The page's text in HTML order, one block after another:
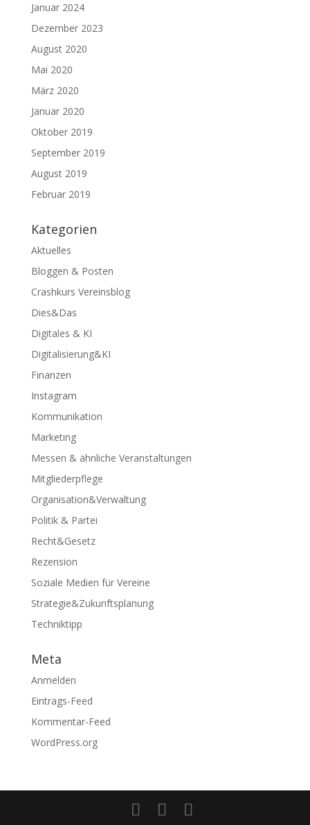
Januar 2024
Dezember 2023
August 2020
Mai 2020
März 2020
Januar 2020
Oktober 2019
September 2019
August 2019
Februar 2019
Kategorien
Aktuelles
Bloggen & Posten
Crashkurs Vereinsblog
Dies&Das
Digitales & KI
Digitalisierung&KI
Finanzen
Instagram
Kommunikation
Marketing
Messen & ähnliche Veranstaltungen
Mitgliederpflege
Organisation&Verwaltung
Politik & Partei
Recht&Gesetz
Rezension
Soziale Medien für Vereine
Strategie&Zukunftsplanung
Techniktipp
Meta
Anmelden
Eintrags-Feed
Kommentar-Feed
WordPress.org